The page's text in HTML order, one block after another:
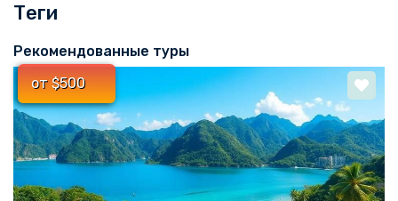
Войти
Зарегистрироваться
support@world-travel.uz
Теги
Рекомендованные туры
от $500